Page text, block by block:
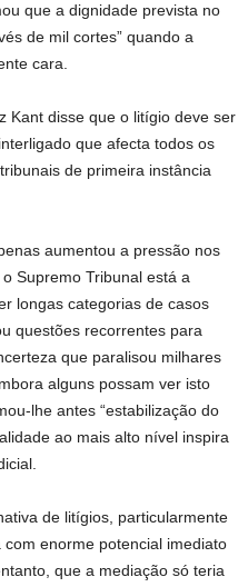
que a dignidade prevista no
de mil cortes” quando a
cara.
Kant disse que o litígio deve ser
que afecta todos os
de primeira instância
aumentou a pressão nos
Supremo Tribunal está a
longas categorias de casos
questões recorrentes para
que paralisou milhares
alguns possam ver isto
lhe antes “estabilização do
ao mais alto nível inspira
de litígios, particularmente
enorme potencial imediato
que a mediação só teria